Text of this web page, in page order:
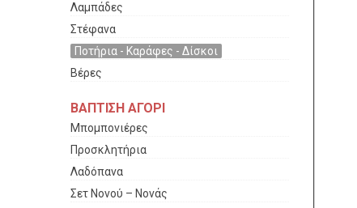
Λαμπάδες
Στέφανα
Ποτήρια - Καράφες - Δίσκοι
Βέρες
ΒΑΠΤΙΣΗ ΑΓΟΡΙ
Μπομπονιέρες
Προσκλητήρια
Λαδόπανα
Σετ Νονού – Νονάς